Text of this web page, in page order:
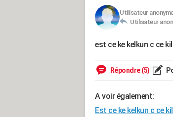
Utilisateur
Utilisateur
est ce ke kelkun c ce
Répondre (5)
A voir également:
Est ce ke kelkun c ce